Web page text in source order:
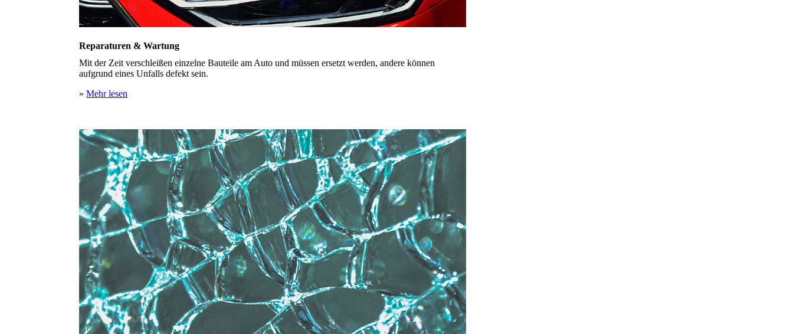
Reparaturen & Wartung
Mit der Zeit verschleißen einzelne Bauteile am Auto und müssen ersetzt werden, andere können
aufgrund eines Unfalls defekt sein.
»Mehr lesen